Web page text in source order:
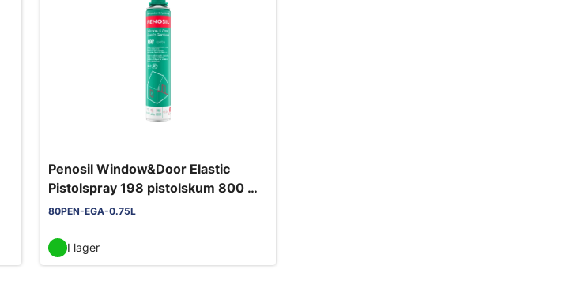
Penosil Window&Door Elastic
Pistolspray 198 pistolskum 800 ml
All Season
80PEN-EGA-0.75L
I lager